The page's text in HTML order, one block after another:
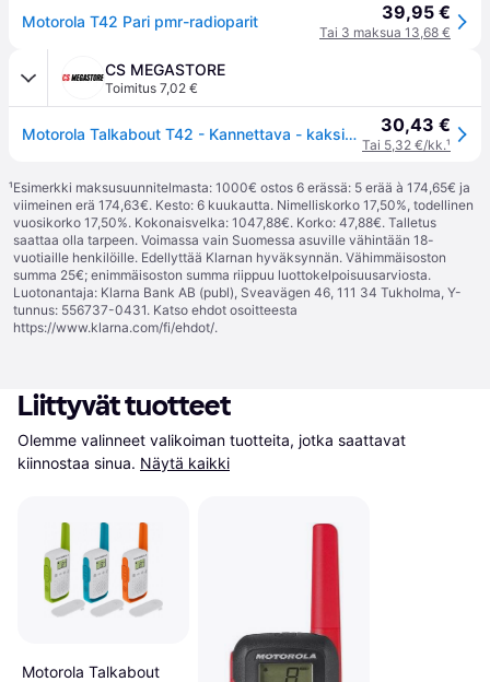
Motorola T42 Pari pmr-radioparit 39,95 €
Tai 3 maksua 13,68 €
CS MEGASTORE
Toimitus 7,02 €
Motorola Talkabout T42 - Kannettava - kaksisuuntainen radio - PMR - 446 MHz - 16 kanavaa - musta ja sininen (2 kpl pakkaus) 30,43 €
Tai 5,32 €/kk.¹
¹Esimerkki maksusuunnitelmasta: 1000€ ostos 6 erässä: 5 erää à 174,65€ ja
viimeinen erä 174,63€. Kesto: 6 kuukautta. Nimelliskorko 17,50%, todellinen
vuosikorko 17,50%. Kokonaisvelka: 1047,88€. Korko: 47,88€. Talletus
saattaa olla tarpeen. Voimassa vain Suomessa asuville vähintään 18-
vuotiaille henkilöille. Edellyttää Klarnan hyväksynnän. Vähimmäisoston
summa 25€; enimmäisoston summa riippuu luottokelpoisuusarviosta.
Luotonantaja: Klarna Bank AB (publ), Sveavägen 46, 111 34 Tukholma, Y-
tunnus: 556737-0431. Katso ehdot osoitteesta
https://www.klarna.com/fi/ehdot/.
Liittyvät tuotteet
Olemme valinneet valikoiman tuotteita, jotka saattavat
kiinnostaa sinua. Näytä kaikki
Motorola Talkabout